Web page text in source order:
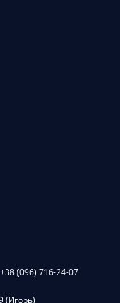
(096) 716-24-07
(Игорь)